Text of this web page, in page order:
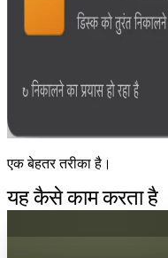
एक बेहतर तरीका है।
यह कैसे काम करता है